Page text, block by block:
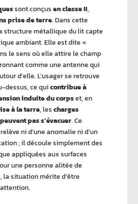
sont conçusen classe II,
prise de terre. Dans cette
structure métallique du lit capte
ambiant. Elle est dite «
le sens où elle attire le champ
comme une antenne qui
d’elle. L’usager se retrouve
dessus, ce quicontribue à
induite du corpset, en
à la terre, lescharges
pas s’évacuer. Ce
ni d’une anomalie ni d’un
; il découle simplement des
appliquées aux surfaces
une personne alitée de
la situation mérite d’être